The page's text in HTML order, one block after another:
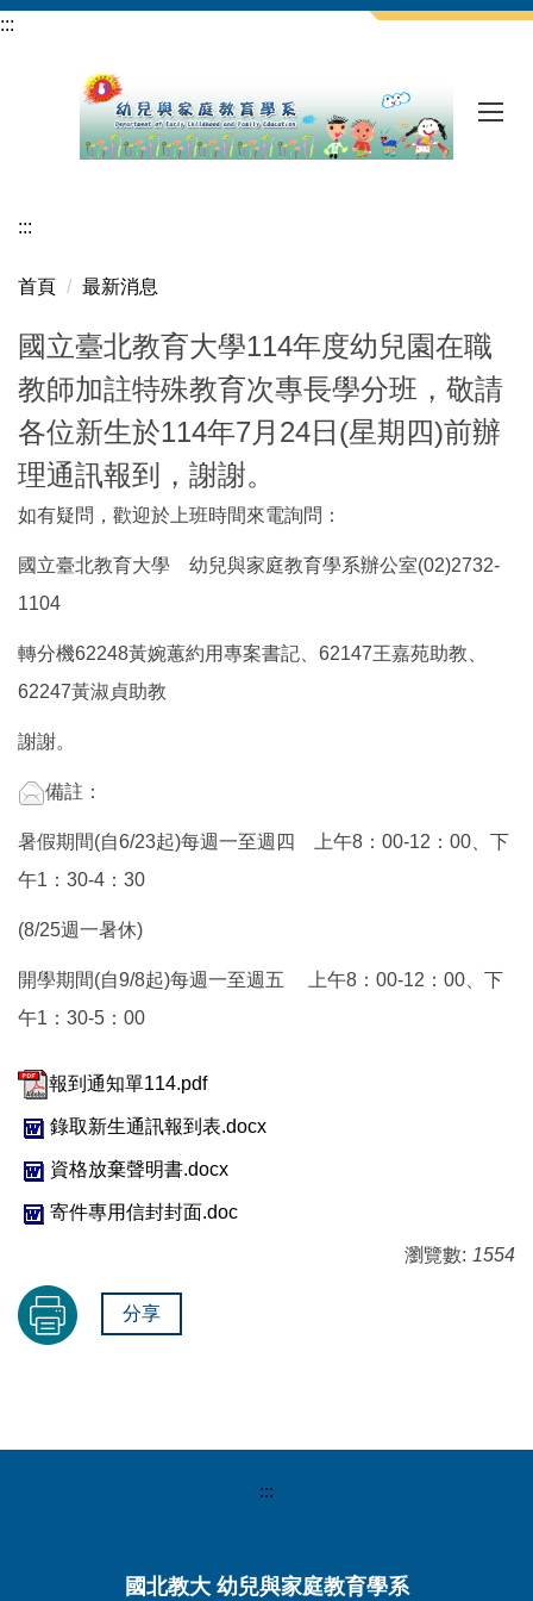
跳
:::
:::
首頁 最新消息
國立臺北教育大學114年度幼兒園在職
教師加註特殊教育次專長學分班，敬請
各位新生於114年7月24日(星期四)前辦
理通訊報到，謝謝。
如有疑問，歡迎於上班時間來電詢問：
國立臺北教育大學 幼兒與家庭教育學系辦公室(02)2732-
1104
轉分機62248黃婉蕙約用專案書記、62147王嘉苑助教、
62247黃淑貞助教
謝謝。
備註：
暑假期間(自6/23起)每週一至週四 上午8：00-12：00、下
午1：30-4：30
(8/25週一暑休)
開學期間(自9/8起)每週一至週五 上午8：00-12：00、下
午1：30-5：00
報到通知單114.pdf
錄取新生通訊報到表.docx
資格放棄聲明書.docx
寄件專用信封封面.doc
瀏覽數: 1554
分享
:::
國北教大 幼兒與家庭教育學系